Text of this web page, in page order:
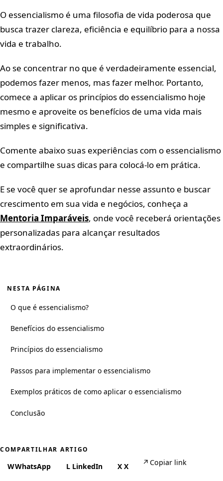
O essencialismo é uma filosofia de vida poderosa que
busca trazer clareza, eficiência e equilíbrio para a nossa
vida e trabalho.
Ao se concentrar no que é verdadeiramente essencial,
podemos fazer menos, mas fazer melhor. Portanto,
comece a aplicar os princípios do essencialismo hoje
mesmo e aproveite os benefícios de uma vida mais
simples e significativa.
Comente abaixo suas experiências com o essencialismo
e compartilhe suas dicas para colocá-lo em prática.
E se você quer se aprofundar nesse assunto e buscar
crescimento em sua vida e negócios, conheça a
Mentoria Imparáveis, onde você receberá orientações
personalizadas para alcançar resultados
extraordinários.
NESTA PÁGINA
O que é essencialismo?
Benefícios do essencialismo
Princípios do essencialismo
Passos para implementar o essencialismo
Exemplos práticos de como aplicar o essencialismo
Conclusão
COMPARTILHAR ARTIGO
WWhatsApp L LinkedIn X X ↗ Copiar link